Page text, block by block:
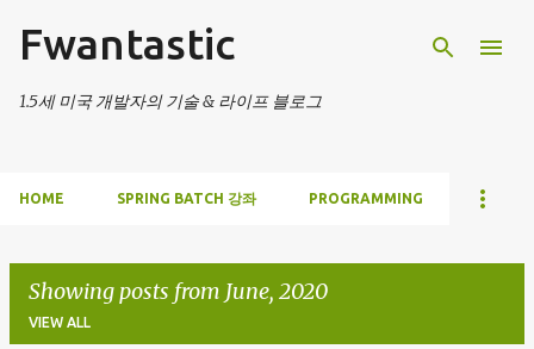
Skip to main content
Fwantastic
1.5세 미국 개발자의 기술 & 라이프 블로그
HOME SPRING BATCH 강좌 PROGRAMMING
Showing posts from June, 2020
VIEW ALL